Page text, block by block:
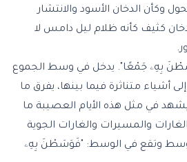
وكأن الدخان الأسود والانتشار
كثيف كأنه ظلام ليل دامس لا
بِهِۦ جَمْعًا". يدخل في وسط الجموع
أشياء متناثرة فيما بينها، يفرق ما
في مثل هذه الأيام العصيبة ما
والمسيرات والغارات الجوية
وتقع في الوسط: "فَوَسَطْنَ بِهِۦ